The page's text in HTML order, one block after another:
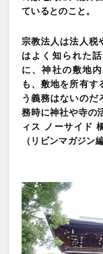
ているとのこと。
宗教法人は法人税
はよく知られた
に、神社の敷地
も、敷地を所有す
う義務はないのだ
務時に神社や寺の
ィス ノーサイド
（リビンマガジン